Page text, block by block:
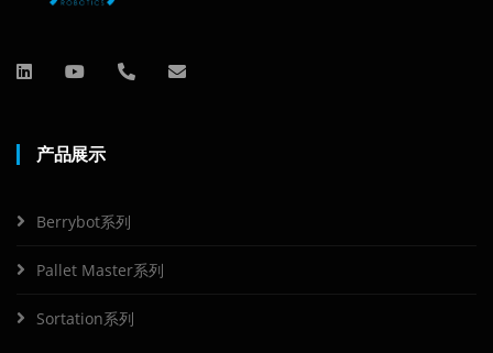
产品展示
Berrybot系列
Pallet Master系列
Sortation系列